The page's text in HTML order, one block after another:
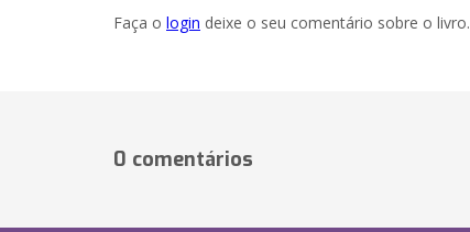
Faça o login deixe o seu comentário sobre o livro.
0 comentários